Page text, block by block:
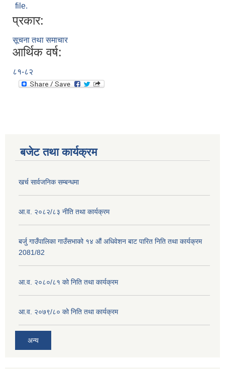
file.
प्रकार:
सूचना तथा समाचार
आर्थिक वर्ष:
८१-८२
बजेट तथा कार्यक्रम
खर्च सार्वजनिक सम्बन्धमा
आ.व. २०८२/८३ नीति तथा कार्यक्रम
बर्जु गाउँपालिका गाउँसभाको १४ औं अधिवेशन बाट पारित निति तथा कार्यक्रम
2081/82
आ.व. २०८०/८१ को निति तथा कार्यक्रम
आ.व. २०७९/८० को निति तथा कार्यक्रम
अन्य